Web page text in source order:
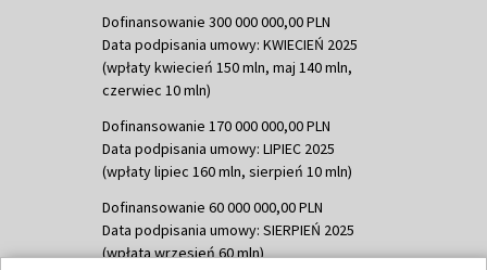
Dofinansowanie 300 000 000,00 PLN
Data podpisania umowy: KWIECIEŃ 2025
(wpłaty kwiecień 150 mln, maj 140 mln,
czerwiec 10 mln)
Dofinansowanie 170 000 000,00 PLN
Data podpisania umowy: LIPIEC 2025
(wpłaty lipiec 160 mln, sierpień 10 mln)
Dofinansowanie 60 000 000,00 PLN
Data podpisania umowy: SIERPIEŃ 2025
(wpłata wrzesień 60 mln)